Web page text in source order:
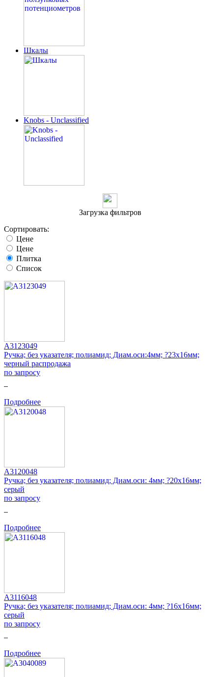
Шкалы
Knobs - Unclassified
Загрузка фильтров
Сортировать:
Цене
Цене
Плитка
Список
A3123049
Ручка; без указателя; полиамид; Диам.оси:4мм; ?23x16мм;
черный распродажа
по запросу
Подробнее
A3120048
Ручка; без указателя; полиамид; Диам.оси: 4мм; ?20x16мм;
серый
по запросу
Подробнее
A3116048
Ручка; без указателя; полиамид; Диам.оси: 4мм; ?16x16мм;
серый
по запросу
Подробнее